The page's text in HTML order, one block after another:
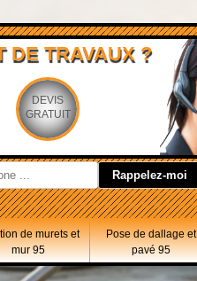
DE TRAVAUX ?
DEVIS
GRATUIT
de murets et
mur 95
Pose de dallage et
pavé 95